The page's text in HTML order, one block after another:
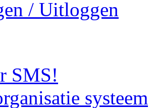
/ Uitloggen
SMS!
systeem